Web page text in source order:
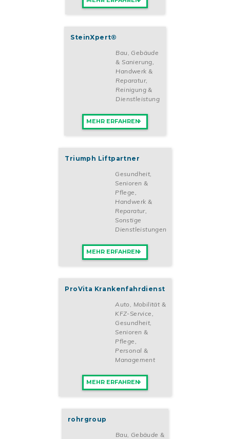
SteinXpert®
Bau, Gebäude
& Sanierung
Handwerk &
Reparatur,
Reinigung &
Dienstleistung
MEHR ERFAHREN
Triumph Liftpartner
Gesundheit,
Senioren &
Pflege
Handwerk &
Reparatur,
Sonstige
Dienstleistungen
MEHR ERFAHREN
ProVita Krankenfahrdienst
Auto, Mobilität &
KFZ-Service
Gesundheit,
Senioren &
Pflege
Personal &
Management
MEHR ERFAHREN
rohrgroup
Bau, Gebäude &